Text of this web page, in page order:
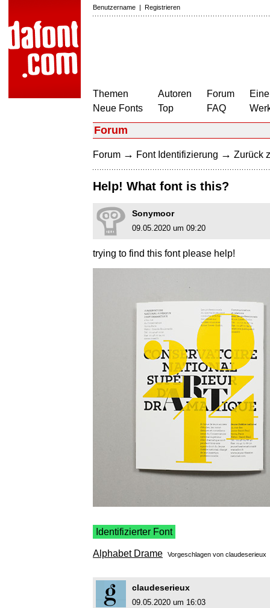
Benutzername | Registrieren
Themen
Neue Fonts
Autoren
Top
Forum
FAQ
Forum
Forum → Font Identifizierung → Zurück
Help! What font is this?
Sonymoor
09.05.2020 um 09:20
trying to find this font please help!
Identifizierter Font
Alphabet Drame Vorgeschlagen von claudeserieux
claudeserieux
09.05.2020 um 16:03